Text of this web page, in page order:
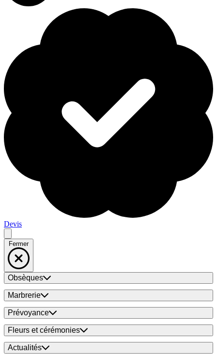
Devis
Fermer
Obsèques
Marbrerie
Prévoyance
Fleurs et cérémonies
Actualités